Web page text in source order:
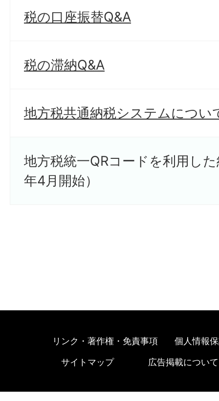
税の口座振替Q&A
税の滞納Q&A
地方税共通納税システムについ
地方税統一QRコードを利用し
年4月開始）
リンク・著作権・免責事項 個人情報
サイトマップ 広告掲載について